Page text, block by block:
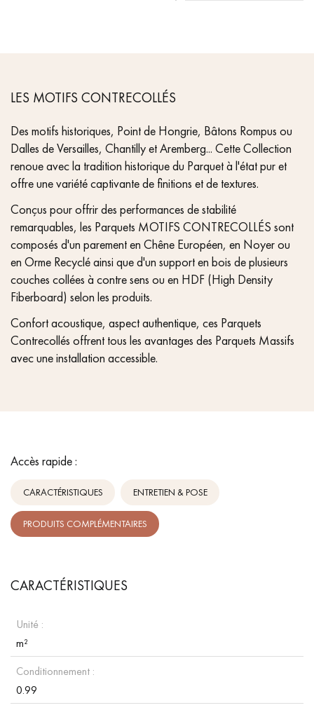
LES MOTIFS CONTRECOLLÉS
Des motifs historiques, Point de Hongrie, Bâtons Rompus ou
Dalles de Versailles, Chantilly et Aremberg... Cette Collection
renoue avec la tradition historique du Parquet à l'état pur et
offre une variété captivante de finitions et de textures.
Conçus pour offrir des performances de stabilité
remarquables, les Parquets MOTIFS CONTRECOLLÉS sont
composés d'un parement en Chêne Européen, en Noyer ou
en Orme Recyclé ainsi que d'un support en bois de plusieurs
couches collées à contre sens ou en HDF (High Density
Fiberboard) selon les produits.
Confort acoustique, aspect authentique, ces Parquets
Contrecollés offrent tous les avantages des Parquets Massifs
avec une installation accessible.
Accès rapide :
CARACTÉRISTIQUES ENTRETIEN & POSE
PRODUITS COMPLÉMENTAIRES
CARACTÉRISTIQUES
Unité :
m²
Conditionnement :
0.99